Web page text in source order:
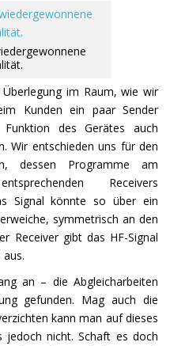
im Raum, wie wir
Kunden ein paar Sender
des Gerätes auch
Wir entschieden uns für den
dessen Programme am
Receivers
Signal könnte so über ein
symmetrisch an den
Receiver gibt das HF-Signal
an – die Abgleicharbeiten
gefunden. Mag auch die
kann man auf dieses
jedoch nicht. Schaft es doch